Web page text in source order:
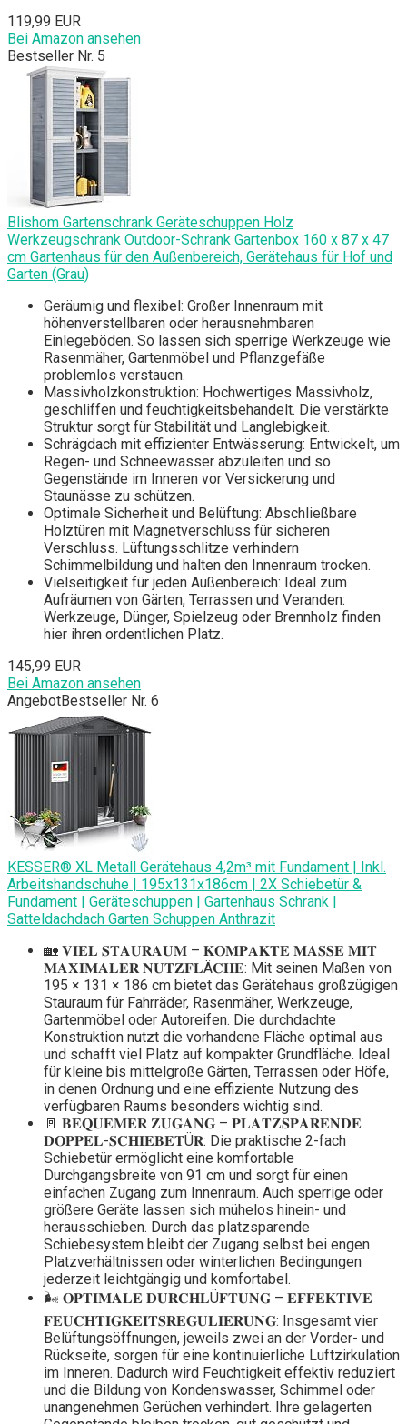
119,99 EUR
Bei Amazon ansehen
Bestseller Nr. 5
Blishom Gartenschrank Geräteschuppen Holz
Werkzeugschrank Outdoor-Schrank Gartenbox 160 x 87 x 47
cm Gartenhaus für den Außenbereich, Gerätehaus für Hof und
Garten (Grau)
Geräumig und flexibel: Großer Innenraum mit
höhenverstellbaren oder herausnehmbaren
Einlegeböden. So lassen sich sperrige Werkzeuge wie
Rasenmäher, Gartenmöbel und Pflanzgefäße
problemlos verstauen.
Massivholzkonstruktion: Hochwertiges Massivholz,
geschliffen und feuchtigkeitsbehandelt. Die verstärkte
Struktur sorgt für Stabilität und Langlebigkeit.
Schrägdach mit effizienter Entwässerung: Entwickelt, um
Regen- und Schneewasser abzuleiten und so
Gegenstände im Inneren vor Versickerung und
Staunässe zu schützen.
Optimale Sicherheit und Belüftung: Abschließbare
Holztüren mit Magnetverschluss für sicheren
Verschluss. Lüftungsschlitze verhindern
Schimmelbildung und halten den Innenraum trocken.
Vielseitigkeit für jeden Außenbereich: Ideal zum
Aufräumen von Gärten, Terrassen und Veranden:
Werkzeuge, Dünger, Spielzeug oder Brennholz finden
hier ihren ordentlichen Platz.
145,99 EUR
Bei Amazon ansehen
AngebotBestseller Nr. 6
KESSER® XL Metall Gerätehaus 4,2m³ mit Fundament | Inkl.
Arbeitshandschuhe | 195x131x186cm | 2X Schiebetür &
Fundament | Geräteschuppen | Gartenhaus Schrank |
Satteldachdach Garten Schuppen Anthrazit
🏡 𝐕𝐈𝐄𝐋 𝐒𝐓𝐀𝐔𝐑𝐀𝐔𝐌 – 𝐊𝐎𝐌𝐏𝐀𝐊𝐓𝐄 𝐌𝐀𝐒𝐒𝐄 𝐌𝐈𝐓
𝐌𝐀𝐗𝐈𝐌𝐀𝐋𝐄𝐑 𝐍𝐔𝐓𝐙𝐅𝐋Ä𝐂𝐇𝐄: Mit seinen Maßen von
195 × 131 × 186 cm bietet das Gerätehaus großzügigen
Stauraum für Fahrräder, Rasenmäher, Werkzeuge,
Gartenmöbel oder Autoreifen. Die durchdachte
Konstruktion nutzt die vorhandene Fläche optimal aus
und schafft viel Platz auf kompakter Grundfläche. Ideal
für kleine bis mittelgroße Gärten, Terrassen oder Höfe,
in denen Ordnung und eine effiziente Nutzung des
verfügbaren Raums besonders wichtig sind.
🚪 𝐁𝐄𝐐𝐔𝐄𝐌𝐄𝐑 𝐙𝐔𝐆𝐀𝐍𝐆 – 𝐏𝐋𝐀𝐓𝐙𝐒𝐏𝐀𝐑𝐄𝐍𝐃𝐄
𝐃𝐎𝐏𝐏𝐄𝐋-𝐒𝐂𝐇𝐈𝐄𝐁𝐄𝐓Ü𝐑: Die praktische 2-fach
Schiebetür ermöglicht eine komfortable
Durchgangsbreite von 91 cm und sorgt für einen
einfachen Zugang zum Innenraum. Auch sperrige oder
größere Geräte lassen sich mühelos hinein- und
herausschieben. Durch das platzsparende
Schiebesystem bleibt der Zugang selbst bei engen
Platzverhältnissen oder winterlichen Bedingungen
jederzeit leichtgängig und komfortabel.
🌬️ 𝐎𝐏𝐓𝐈𝐌𝐀𝐋𝐄 𝐃𝐔𝐑𝐂𝐇𝐋Ü𝐅𝐓𝐔𝐍𝐆 – 𝐄𝐅𝐅𝐄𝐊𝐓𝐈𝐕𝐄
𝐅𝐄𝐔𝐂𝐇𝐓𝐈𝐆𝐊𝐄𝐈𝐓𝐒𝐑𝐄𝐆𝐔𝐋𝐈𝐄𝐑𝐔𝐍𝐆: Insgesamt vier
Belüftungsöffnungen, jeweils zwei an der Vorder- und
Rückseite, sorgen für eine kontinuierliche Luftzirkulation
im Inneren. Dadurch wird Feuchtigkeit effektiv reduziert
und die Bildung von Kondenswasser, Schimmel oder
unangenehmen Gerüchen verhindert. Ihre gelagerten